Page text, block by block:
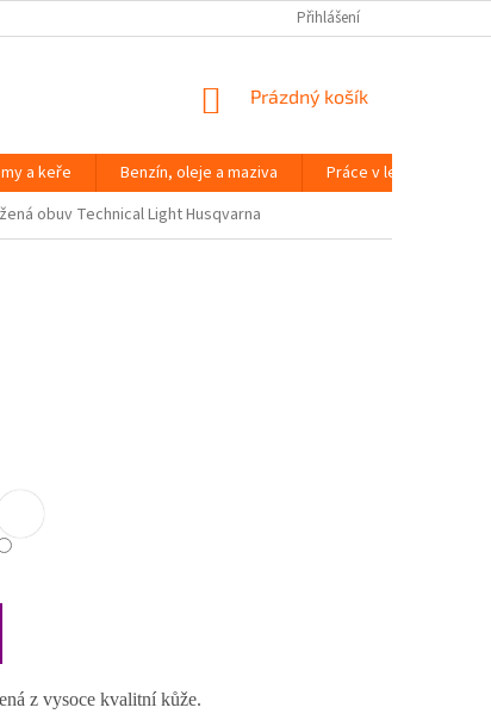
ZAHRADNÍ TECHNIKY BRNO SLOVNÍK POJMŮ
Přihlášení
NÁKUPNÍ
Prázdný košík
a keře Benzín, oleje a maziva Práce v lese
obuv Technical Light Husqvarna
z vysoce kvalitní kůže.